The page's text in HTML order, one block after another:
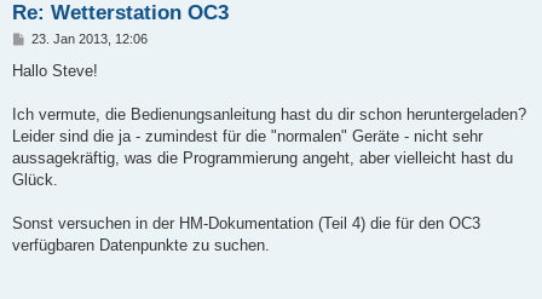
Re: Wetterstation OC3
B
i
a
23. Jan 2013, 12:06
Hallo Steve!
Ich vermute, die Bedienungsanleitung hast du dir schon heruntergeladen?
Leider sind die ja - zumindest für die "normalen" Geräte - nicht sehr
aussagekräftig, was die Programmierung angeht, aber vielleicht hast du
Glück.
Sonst versuchen in der HM-Dokumentation (Teil 4) die für den OC3
verfügbaren Datenpunkte zu suchen.